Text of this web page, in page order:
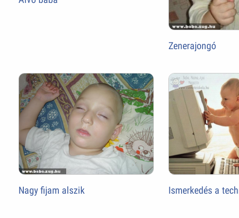
Zenerajongó
Nagy fijam alszik Ismerkedés a